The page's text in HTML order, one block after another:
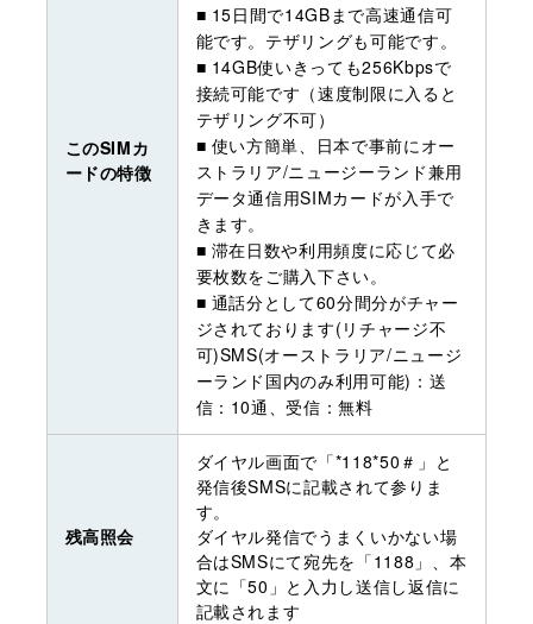
このSIMカ
ードの特徴
■ 15日間で14GBまで高速通信可
能です。テザリングも可能です。
■ 14GB使いきっても256Kbpsで
接続可能です（速度制限に入ると
テザリング不可）
■ 使い方簡単、日本で事前にオー
ストラリア/ニュージーランド兼用
データ通信用SIMカードが入手で
きます。
■ 滞在日数や利用頻度に応じて必
要枚数をご購入下さい。
■ 通話分として60分間分がチャー
ジされております(リチャージ不
可)SMS(オーストラリア/ニュージ
ーランド国内のみ利用可能)：送
信：10通、受信：無料
残高照会
ダイヤル画面で「*118*50＃」と
発信後SMSに記載されて参りま
す。
ダイヤル発信でうまくいかない場
合はSMSにて宛先を「1188」、本
文に「50」と入力し送信し返信に
記載されます